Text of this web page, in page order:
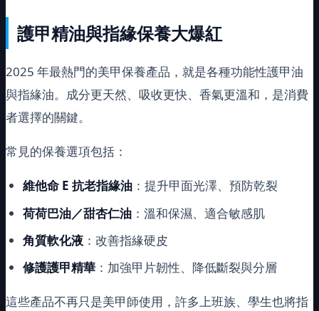
護甲精油與指緣保養大爆紅
2025 年最熱門的美甲保養產品，就是各種功能性護甲油
與指緣油。成分更天然、吸收更快、香氣更溫和，是消費
者選擇的關鍵。
常見的保養選項包括：
維他命 E 抗老指緣油 ：提升甲面光澤、預防乾裂
荷荷巴油／甜杏仁油 ：溫和保濕、適合敏感肌
角質軟化液 ：改善指緣硬皮
修護護甲精華 ：加強甲片韌性、降低斷裂與分層
這些產品不再只是美甲師使用，許多上班族、學生也將指